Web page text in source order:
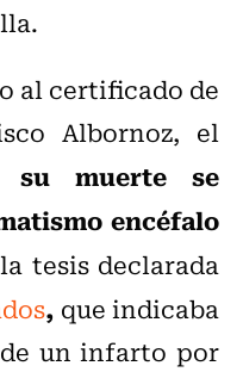
al certificado de
Albornoz, el
su muerte se
encéfalo
tesis declarada
, que indicaba
un infarto por